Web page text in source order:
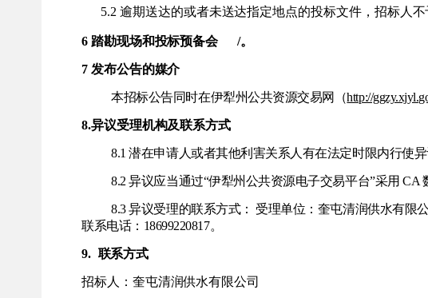
5.2 逾期送达的或者未送达指定地点的投标文件，招标人不
6 踏勘现场和投标预备会 /。
7 发布公告的媒介
本招标公告同时在伊犁州公共资源交易网（http://
8.异议受理机构及联系方式
8.1 潜在申请人或者其他利害关系人有在法定时限内行使异
8.2 异议应当通过“伊犁州公共资源电子交易平台”采用
8.3 异议受理的联系方式： 受理单位：奎屯清润供水有限
联系电话：18699220817。
9. 联系方式
招标人：奎屯清润供水有限公司